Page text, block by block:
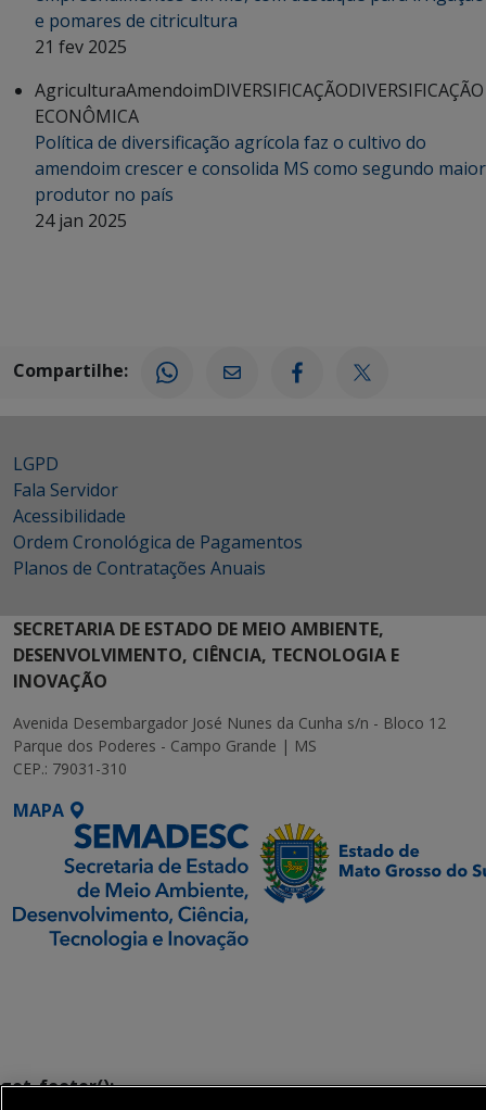
e pomares de citricultura
21 fev 2025
AgriculturaAmendoimDIVERSIFICAÇÃODIVERSIFICAÇÃO
ECONÔMICA
Política de diversificação agrícola faz o cultivo do
amendoim crescer e consolida MS como segundo maior
produtor no país
24 jan 2025
Compartilhe:
LGPD
Fala Servidor
Acessibilidade
Ordem Cronológica de Pagamentos
Planos de Contratações Anuais
SECRETARIA DE ESTADO DE MEIO AMBIENTE,
DESENVOLVIMENTO, CIÊNCIA, TECNOLOGIA E
INOVAÇÃO
Avenida Desembargador José Nunes da Cunha s/n - Bloco 12
Parque dos Poderes - Campo Grande | MS
CEP.: 79031-310
MAPA
get_footer();